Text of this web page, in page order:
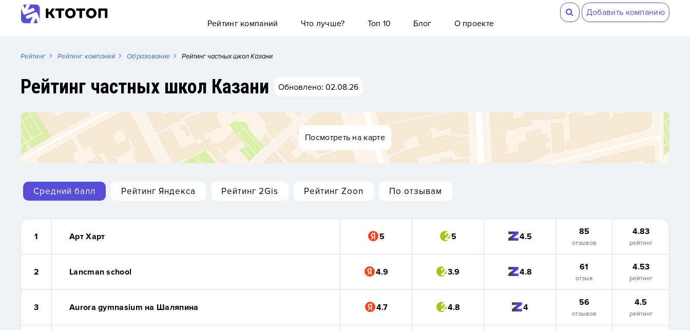
Добавить компанию
Рейтинг компаний
Что лучше? Топ 10 Блог О проекте
Рейтинг Рейтинг компаний Образование Рейтинг частных школ Казани
Рейтинг частных школ Казани Обновлено: 02.08.26
Посмотреть на карте
Средний балл Рейтинг Яндекса Рейтинг 2Gis Рейтинг Zoon По отзывам
1 Арт Харт 5 5 4.5
отзывов
85
рейтинг
4.83
2 Lancman school 4.9 3.9 4.8
отзыв
61
рейтинг
4.53
3 Aurora gymnasium на Шаляпина 4.7 4.8 4
отзывов
56
рейтинг
4.5